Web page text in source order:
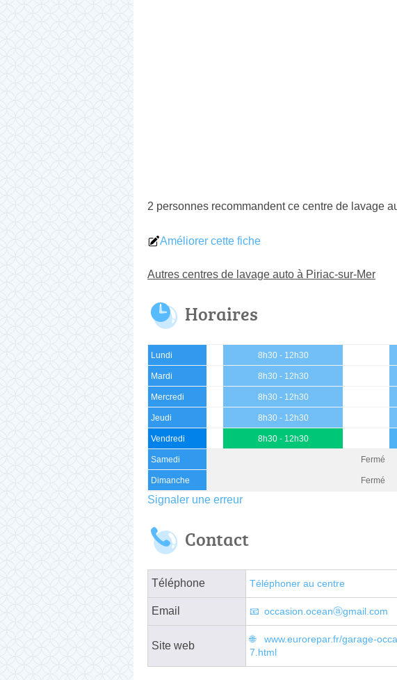
2 personnes recommandentce centre de lavage
Améliorer cette fiche
Autres centres de lavage auto à Piriac-sur-Mer
Horaires
Lundi 8h30 - 12h30
Mardi 8h30 - 12h30
Mercredi 8h30 - 12h30
Jeudi 8h30 - 12h30
Vendredi 8h30 - 12h30
Samedi Fermé
Dimanche Fermé
Signaler une erreur
Contact
Téléphone Téléphoner au centre
Email occasion.oceanⓐgmail.com
Site web
www.eurorepar.fr/garage-
7.html